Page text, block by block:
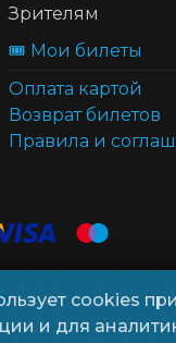
cookies при
и для
Зрителям
🎟️ Мои билеты
Оплата картой
Возврат билетов
Правила и
70-60